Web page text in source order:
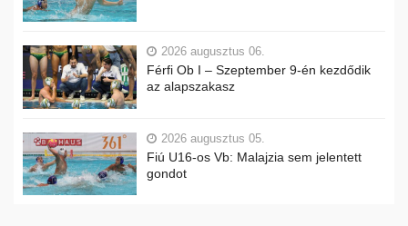
2026 augusztus 06.
Férfi Ob I – Szeptember 9-én kezdődik
az alapszakasz
2026 augusztus 05.
Fiú U16-os Vb: Malajzia sem jelentett
gondot